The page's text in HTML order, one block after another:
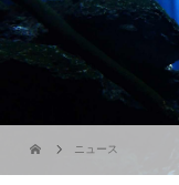
ニュース